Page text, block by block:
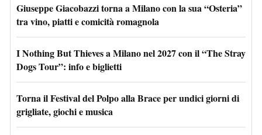
Giuseppe Giacobazzi torna a Milano con la sua “Osteria”
tra vino, piatti e comicità romagnola
I Nothing But Thieves a Milano nel 2027 con il “The Stray
Dogs Tour”: info e biglietti
Torna il Festival del Polpo alla Brace per undici giorni di
grigliate, giochi e musica